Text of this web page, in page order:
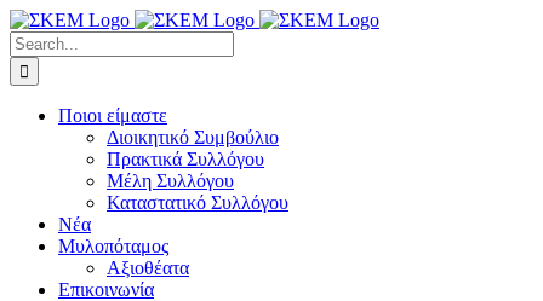
Skip
to
content
Search
for:
Ποιοι είμαστε
Διοικητικό Συμβούλιο
Πρακτικά Συλλόγου
Μέλη Συλλόγου
Καταστατικό Συλλόγου
Νέα
Μυλοπόταμος
Αξιοθέατα
Επικοινωνία